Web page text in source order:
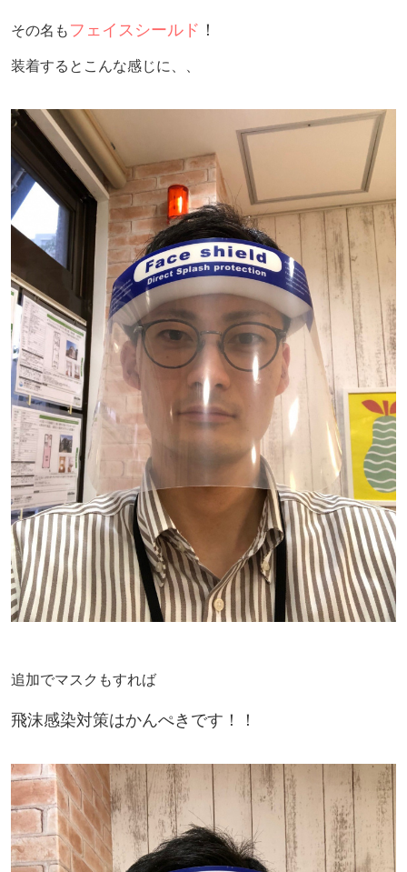
その名も フェイスシールド ！
装着するとこんな感じに、、
追加でマスクもすれば
飛沫感染対策はかんぺきです！！